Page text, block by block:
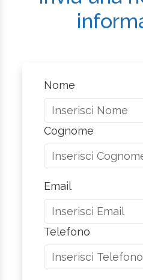
Nome
Cognome
Email
Telefono